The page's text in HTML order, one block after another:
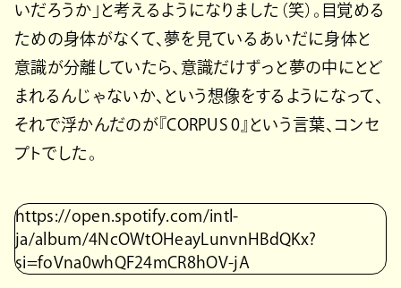
いだろうか」と考えるようになりました（笑）。目覚める
ための身体がなくて、夢を見ているあいだに身体と
意識が分離していたら、意識だけずっと夢の中にとど
まれるんじゃないか、という想像をするようになって、
それで浮かんだのが『CORPUS 0』という言葉、コンセ
プトでした。
https://open.spotify.com/intl-
ja/album/4NcOWtOHeayLunvnHBdQKx?
si=foVna0whQF24mCR8hOV-jA